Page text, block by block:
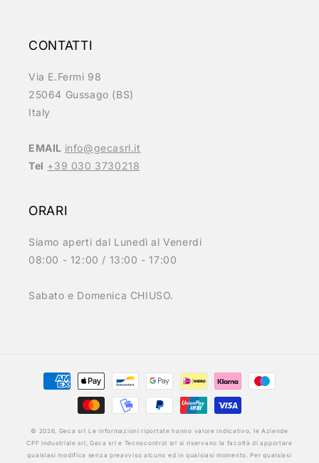
CONTATTI
Via E.Fermi 98
25064 Gussago (BS)
Italy
EMAIL info@gecasrl.it
Tel +39 030 3730218
ORARI
Siamo aperti dal Lunedì al Venerdi
08:00 - 12:00 / 13:00 - 17:00
Sabato e Domenica CHIUSO.
Metodi
pagamento
© 2026, Geca srl Le informazioni riportate hanno valore indicativo, le Aziende
CPF Industriale srl, Geca srl e Tecnocontrol srl si riservano la facoltà di apportare
qualsiasi modifica senza preavviso alcuno ed in qualsiasi momento. Per qualsiasi